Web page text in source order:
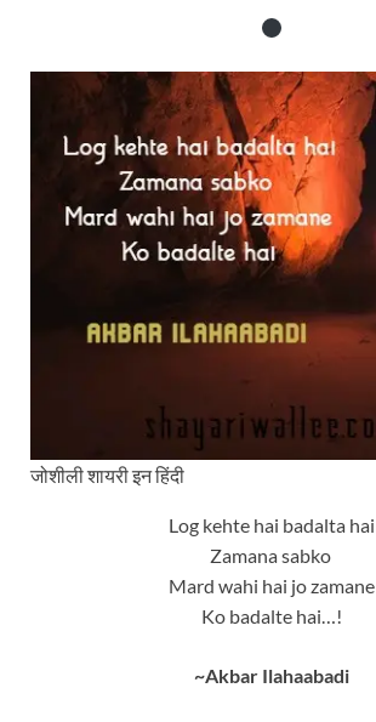
जोशीली शायरी इन हिंदी
Log kehte hai badalta hai
Zamana sabko
Mard wahi hai jo zamane
Ko badalte hai…!
~Akbar Ilahaabadi